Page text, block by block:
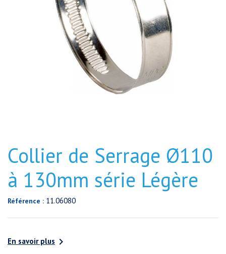
Collier de Serrage Ø110
à 130mm série Légère
Référence : 11.06080
En savoir plus 